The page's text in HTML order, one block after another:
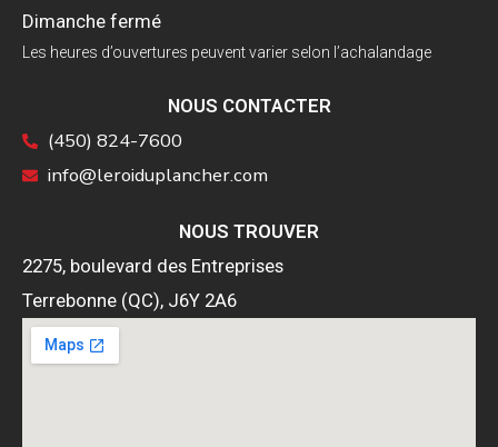
Dimanche fermé
Les heures d’ouvertures peuvent varier selon l’achalandage
NOUS CONTACTER
(450) 824-7600
info@leroiduplancher.com
NOUS TROUVER
2275, boulevard des Entreprises
Terrebonne (QC), J6Y 2A6